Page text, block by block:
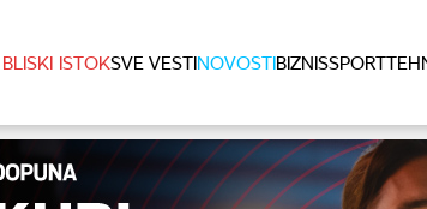
BLISKI ISTOKSVE VESTINOVOSTIBIZNISSPORT